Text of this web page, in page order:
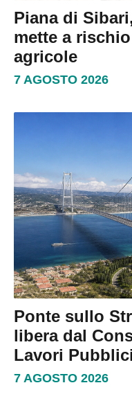
Piana di
mette a
agricole
7 AGOSTO 2026
Ponte sullo
libera dal
Lavori Pubblici
7 AGOSTO 2026